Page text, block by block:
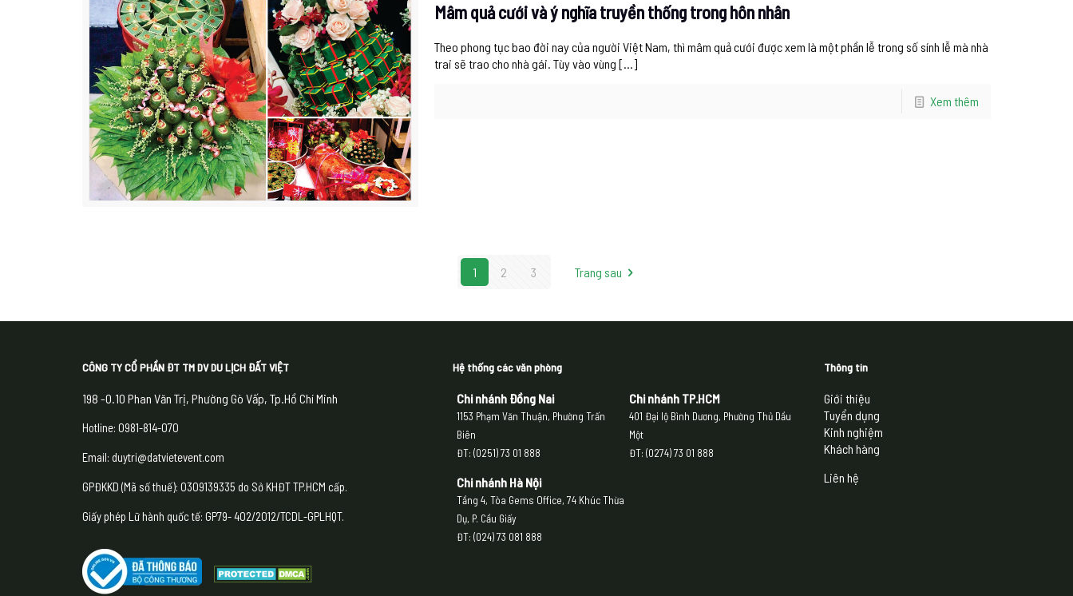
Mâm quả cưới và ý nghĩa truyền thống trong hôn nhân
Theo phong tục bao đời nay của người Việt Nam, thì mâm quả cưới được xem là một phần lễ trong số sính lễ mà nhà
trai sẽ trao cho nhà gái. Tùy vào vùng […]
Xem thêm
1 2 3 Trang sau
CÔNG TY CỔ PHẦN ĐT TM DV DU LỊCH ĐẤT VIỆT
198 -0.10 Phan Văn Trị, Phường Gò Vấp, Tp.Hồ Chí Minh
Hotline: 0981-814-070
Email: duytri@datvietevent.com
GPĐKKD (Mã số thuế): 0309139335 do Sở KHĐT TP.HCM cấp.
Giấy phép Lữ hành quốc tế: GP79- 402/2012/TCDL-GPLHQT.
Hệ thống các văn phòng
Chi nhánh Đồng Nai
1153 Phạm Văn Thuận, Phường Trấn
Biên
ĐT: (0251) 73 01 888
Chi nhánh Hà Nội
Tầng 4, Tòa Gems Office, 74 Khúc Thừa
Dụ, P. Cầu Giấy
ĐT: (024) 73 081 888
Chi nhánh TP.HCM
401 Đại lộ Bình Dương, Phường Thủ Dầu
Một
ĐT: (0274) 73 01 888
Thông tin
Giới thiệu
Tuyển dụng
Kinh nghiệm
Khách hàng
Liên hệ